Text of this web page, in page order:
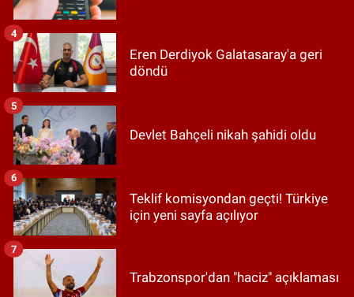
Eren Derdiyok Galatasaray'a geri
döndü
4
Devlet Bahçeli nikah şahidi oldu
5
Teklif komisyondan geçti! Türkiye
için yeni sayfa açılıyor
6
Trabzonspor'dan "haciz" açıklaması
7